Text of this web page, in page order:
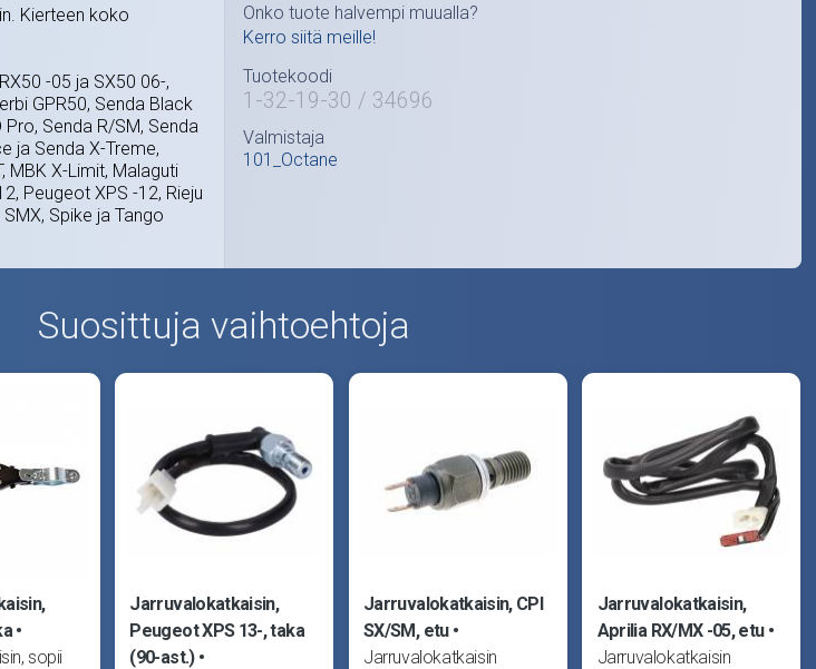
Kierteen koko
-05 ja SX50 06-,
GPR50, Senda Black
Pro, Senda R/SM, Senda
ja Senda X-Treme,
MBK X-Limit, Malaguti
Peugeot XPS -12, Rieju
SMX, Spike ja Tango
Onko tuote halvempi muualla?
Kerro siitä meille!
Tuotekoodi
1-32-19-30 / 34696
Valmistaja
101_Octane
Suosittuja vaihtoehtoja
sopii
Jarruvalokatkaisin,
Peugeot XPS 13-, taka
(90-ast.)
Jarruvalokatkaisin, CPI
SX/SM, etu
Jarruvalokatkaisin
Jarruvalokatkaisin,
Aprilia RX/MX -05, etu
Jarruvalokatkaisin